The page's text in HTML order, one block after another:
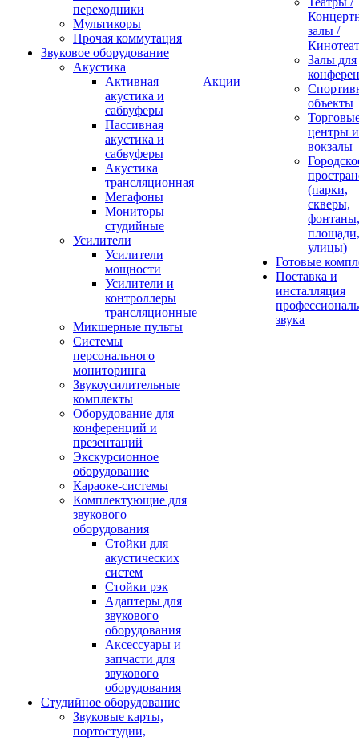
переходники
Мультикоры
Прочая коммутация
Звуковое оборудование
Акустика
Активная
акустика и
сабвуферы
Пассивная
акустика и
сабвуферы
Акустика
трансляционная
Мегафоны
Мониторы
студийные
Усилители
Усилители
мощности
Усилители и
контроллеры
трансляционные
Микшерные пульты
Системы
персонального
мониторинга
Звукоусилительные
комплекты
Оборудование для
конференций и
презентаций
Экскурсионное
оборудование
Караоке-системы
Комплектующие для
звукового
оборудования
Стойки для
акустических
систем
Стойки рэк
Адаптеры для
звукового
оборудования
Аксессуары и
запчасти для
звукового
оборудования
Студийное оборудование
Звуковые карты,
портостудии,
Акции
залы /
Залы для
объекты
центры и
вокзалы
(парки,
скверы,
фонтаны,
площади,
улицы)
Готовые
Поставка и
инсталляция
звука